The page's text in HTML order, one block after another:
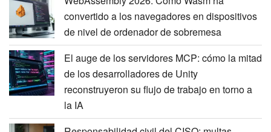
convertido a los navegadores en dispositivos
de nivel de ordenador de sobremesa
El auge de los servidores MCP: cómo la mitad
de los desarrolladores de Unity
reconstruyeron su flujo de trabajo en torno a
la IA